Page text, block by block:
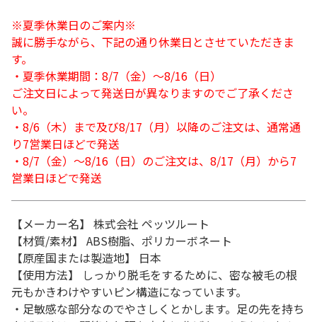
※夏季休業日のご案内※
誠に勝手ながら、下記の通り休業日とさせていただきま
す。
・夏季休業期間：8/7（金）～8/16（日）
ご注文日によって発送日が異なりますのでご了承くださ
い。
・8/6（木）まで及び8/17（月）以降のご注文は、通常通
り7営業日ほどで発送
・8/7（金）～8/16（日）のご注文は、8/17（月）から7
営業日ほどで発送
【メーカー名】 株式会社 ペッツルート
【材質/素材】 ABS樹脂、ポリカーボネート
【原産国または製造地】 日本
【使用方法】 しっかり脱毛をするために、密な被毛の根
元もかきわけやすいピン構造になっています。
・足敏感な部分なのでやさしくとかします。足の先を持ち